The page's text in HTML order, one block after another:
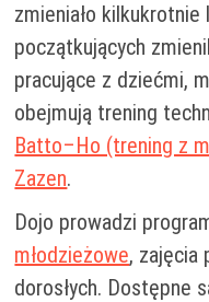
zmieniało kilkukrotnie
początkujących
pracujące z dziećmi,
obejmują trening
Batto–Ho (trening z
Zazen.
Dojo prowadzi
młodzieżowe, zajęcia
dorosłych. Dostępne